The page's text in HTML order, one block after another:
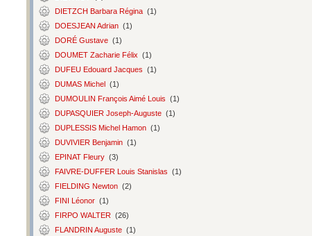
DIETZCH Barbara Régina (1)
DOESJEAN Adrian (1)
DORÉ Gustave (1)
DOUMET Zacharie Félix (1)
DUFEU Edouard Jacques (1)
DUMAS Michel (1)
DUMOULIN François Aimé Louis (1)
DUPASQUIER Joseph-Auguste (1)
DUPLESSIS Michel Hamon (1)
DUVIVIER Benjamin (1)
EPINAT Fleury (3)
FAIVRE-DUFFER Louis Stanislas (1)
FIELDING Newton (2)
FINI Léonor (1)
FIRPO WALTER (26)
FLANDRIN Auguste (1)